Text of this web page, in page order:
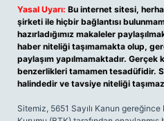
Yasal Uyarı: Bu internet sitesi,
şirketi ile hiçbir bağlantısı
hazırladığımız makaleler
haber niteliği taşımamakta olup,
paylaşım yapılmamaktadır.
benzerlikleri tamamen tesadüfidir.
halindedir ve tavsiye niteliği
Sitemiz, 5651 Sayılı Kanun